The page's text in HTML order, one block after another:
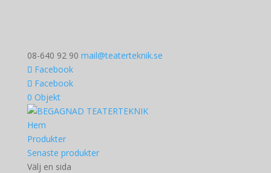
08-640 92 90 mail@teaterteknik.se
Facebook
Facebook
0 Objekt
Hem
Produkter
Senaste produkter
Välj en sida